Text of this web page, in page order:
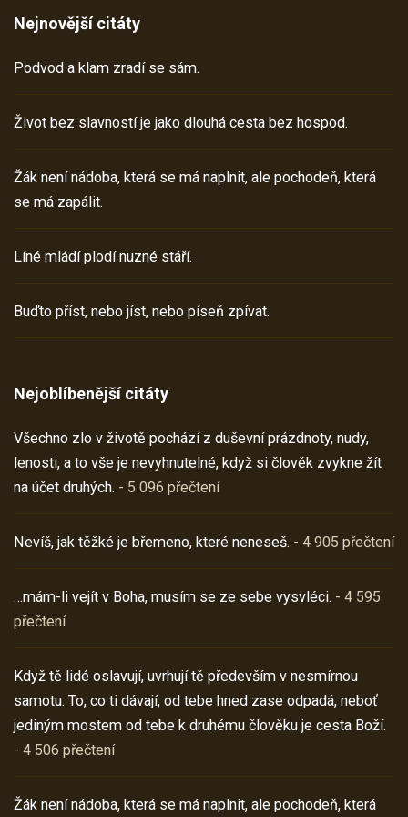
Nejnovější citáty
Podvod a klam zradí se sám.
Život bez slavností je jako dlouhá cesta bez hospod.
Žák není nádoba, která se má naplnit, ale pochodeň, která
se má zapálit.
Líné mládí plodí nuzné stáří.
Buďto příst, nebo jíst, nebo píseň zpívat.
Nejoblíbenější citáty
Všechno zlo v životě pochází z duševní prázdnoty, nudy,
lenosti, a to vše je nevyhnutelné, když si člověk zvykne žít
na účet druhých. - 5 096 přečtení
Nevíš, jak těžké je břemeno, které neneseš. - 4 905 přečtení
…mám-li vejít v Boha, musím se ze sebe vysvléci. - 4 595
přečtení
Když tě lidé oslavují, uvrhují tě především v nesmírnou
samotu. To, co ti dávají, od tebe hned zase odpadá, neboť
jediným mostem od tebe k druhému člověku je cesta Boží.
- 4 506 přečtení
Žák není nádoba, která se má naplnit, ale pochodeň, která